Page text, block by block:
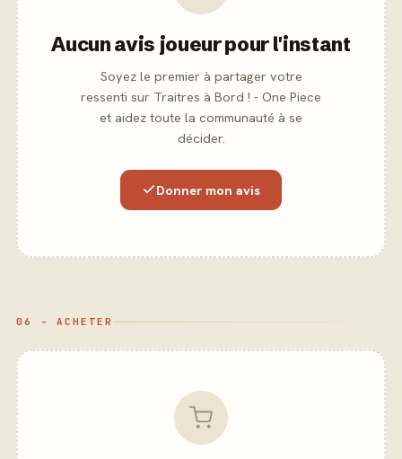
Aucun avis joueur pour l'instant
Soyez le premier à partager votre
ressenti sur Traitres à Bord ! - One Piece
et aidez toute la communauté à se
décider.
Donner mon avis
06 - ACHETER